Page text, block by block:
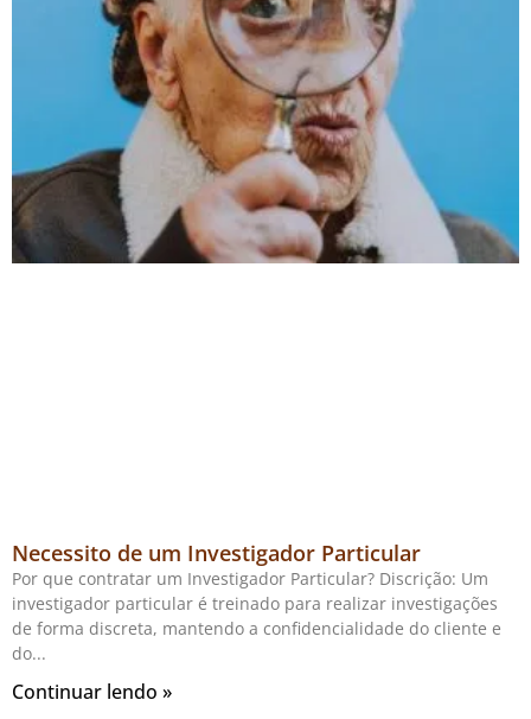
Necessito de um Investigador Particular
Por que contratar um Investigador Particular? Discrição: Um
investigador particular é treinado para realizar investigações
de forma discreta, mantendo a confidencialidade do cliente e
do
Continuar lendo »